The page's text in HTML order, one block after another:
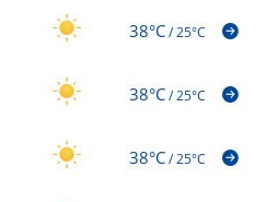
38°C/25°C
38°C/25°C
38°C/25°C